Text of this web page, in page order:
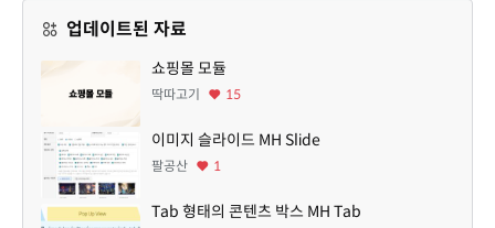
업데이트된 자료
쇼핑몰 모듈
딱따고기 15
이미지 슬라이드 MH Slide
팔공산 1
Tab 형태의 콘텐츠 박스 MH Tab